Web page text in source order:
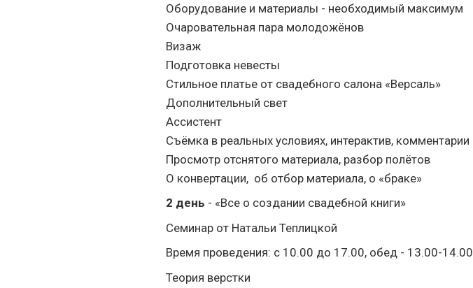
Оборудование и материалы - необходимый максимум
Очаровательная пара молодожёнов
Визаж
Подготовка невесты
Стильное платье от свадебного салона «Версаль»
Дополнительный свет
Ассистент
Съёмка в реальных условиях, интерактив, комментарии
Просмотр отснятого материала, разбор полётов
О конвертации, об отбор материала, о «браке»
2 день - «Все о создании свадебной книги»
Семинар от Натальи Теплицкой
Время проведения: с 10.00 до 17.00, обед - 13.00-14.00
Теория верстки